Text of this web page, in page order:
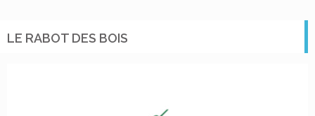
LE RABOT DES BOIS